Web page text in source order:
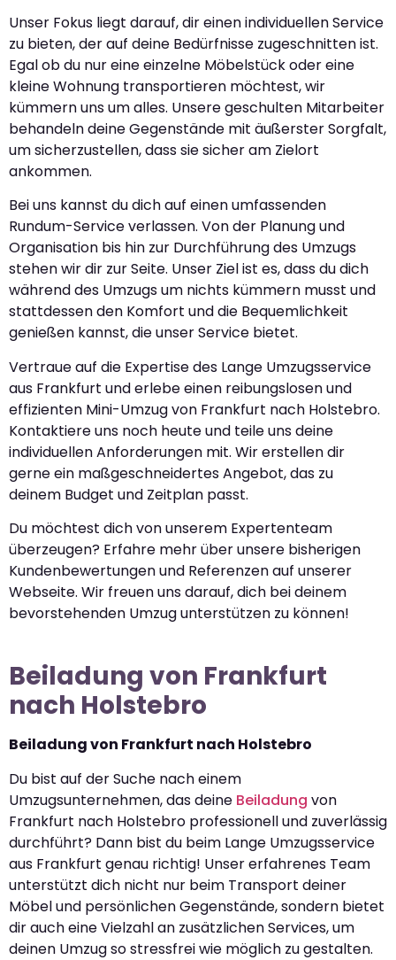
Unser Fokus liegt darauf, dir einen individuellen Service
zu bieten, der auf deine Bedürfnisse zugeschnitten ist.
Egal ob du nur eine einzelne Möbelstück oder eine
kleine Wohnung transportieren möchtest, wir
kümmern uns um alles. Unsere geschulten Mitarbeiter
behandeln deine Gegenstände mit äußerster Sorgfalt,
um sicherzustellen, dass sie sicher am Zielort
ankommen.
Bei uns kannst du dich auf einen umfassenden
Rundum-Service verlassen. Von der Planung und
Organisation bis hin zur Durchführung des Umzugs
stehen wir dir zur Seite. Unser Ziel ist es, dass du dich
während des Umzugs um nichts kümmern musst und
stattdessen den Komfort und die Bequemlichkeit
genießen kannst, die unser Service bietet.
Vertraue auf die Expertise des Lange Umzugsservice
aus Frankfurt und erlebe einen reibungslosen und
effizienten Mini-Umzug von Frankfurt nach Holstebro.
Kontaktiere uns noch heute und teile uns deine
individuellen Anforderungen mit. Wir erstellen dir
gerne ein maßgeschneidertes Angebot, das zu
deinem Budget und Zeitplan passt.
Du möchtest dich von unserem Expertenteam
überzeugen? Erfahre mehr über unsere bisherigen
Kundenbewertungen und Referenzen auf unserer
Webseite. Wir freuen uns darauf, dich bei deinem
bevorstehenden Umzug unterstützen zu können!
Beiladung von Frankfurt
nach Holstebro
Beiladung von Frankfurt nach Holstebro
Du bist auf der Suche nach einem
Umzugsunternehmen, das deine Beiladung von
Frankfurt nach Holstebro professionell und zuverlässig
durchführt? Dann bist du beim Lange Umzugsservice
aus Frankfurt genau richtig! Unser erfahrenes Team
unterstützt dich nicht nur beim Transport deiner
Möbel und persönlichen Gegenstände, sondern bietet
dir auch eine Vielzahl an zusätzlichen Services, um
deinen Umzug so stressfrei wie möglich zu gestalten.